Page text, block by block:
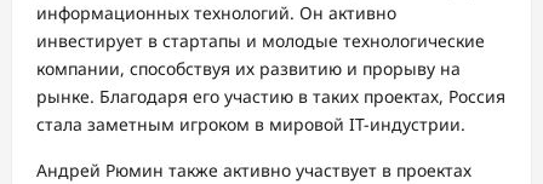
информационных технологий. Он активно
инвестирует в стартапы и молодые технологические
компании, способствуя их развитию и прорыву на
рынке. Благодаря его участию в таких проектах, Россия
стала заметным игроком в мировой IT-индустрии.
Андрей Рюмин также активно участвует в проектах